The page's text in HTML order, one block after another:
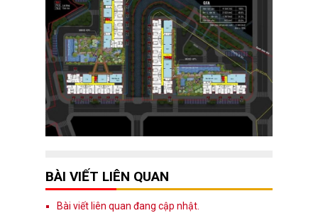
BÀI VIẾT LIÊN QUAN
Bài viết liên quan đang cập nhật.